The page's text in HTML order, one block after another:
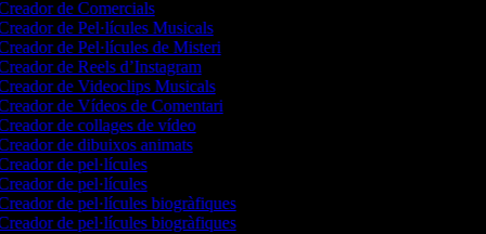
de Comercials
de Pel·lícules Musicals
de Pel·lícules de Misteri
de Reels d’Instagram
de Videoclips Musicals
de Vídeos de Comentari
de collages de vídeo
de dibuixos animats
de pel·lícules
de pel·lícules
de pel·lícules biogràfiques
de pel·lícules biogràfiques